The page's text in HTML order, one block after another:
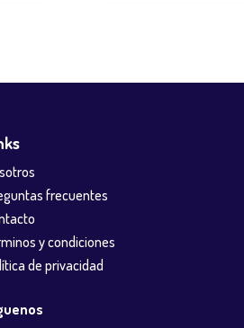
frecuentes
y condiciones
de privacidad